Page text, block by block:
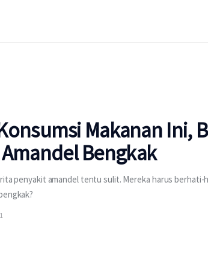
Makanan Ini,
Bengkak
penyakit amandel tentu sulit. Mereka harus